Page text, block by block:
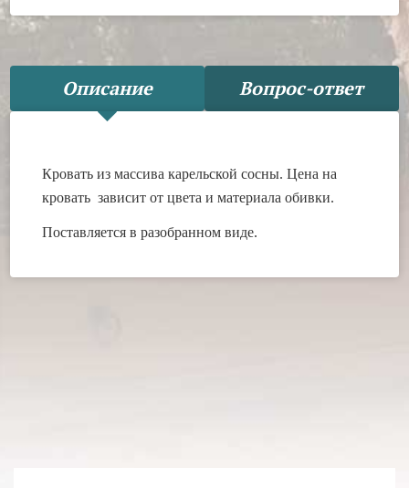
Описание Вопрос-ответ
Кровать из массива карельской сосны.Цена на
кровать зависит от цвета и материала обивки.
Поставляется в разобранном виде.